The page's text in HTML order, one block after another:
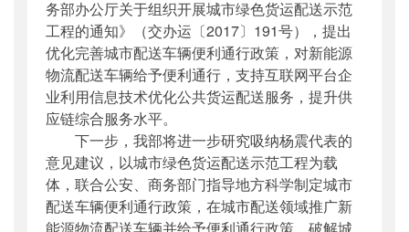
务部办公厅关于组织开展城市绿色货运配送示范
工程的通知》（交办运〔2017〕191号），提出
优化完善城市配送车辆便利通行政策，对新能源
物流配送车辆给予便利通行，支持互联网平台企
业利用信息技术优化公共货运配送服务，提升供
应链综合服务水平。
下一步，我部将进一步研究吸纳杨震代表的
意见建议，以城市绿色货运配送示范工程为载
体，联合公安、商务部门指导地方科学制定城市
配送车辆便利通行政策，在城市配送领域推广新